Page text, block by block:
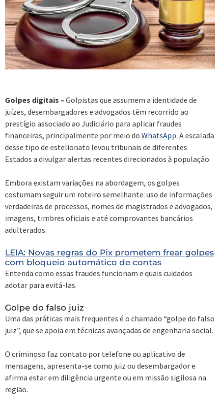
Golpes digitais – Golpistas que assumem a identidade de
juízes, desembargadores e advogados têm recorrido ao
prestígio associado ao Judiciário para aplicar fraudes
financeiras, principalmente por meio do WhatsApp. A escalada
desse tipo de estelionato levou tribunais de diferentes
Estados a divulgar alertas recentes direcionados à população.
Embora existam variações na abordagem, os golpes
costumam seguir um roteiro semelhante: uso de informações
verdadeiras de processos, nomes de magistrados e advogados,
imagens, timbres oficiais e até comprovantes bancários
adulterados.
LEIA: Novas regras do Pix prometem frear golpes
com bloqueio automático de contas
Entenda como essas fraudes funcionam e quais cuidados
adotar para evitá-las.
Golpe do falso juiz
Uma das práticas mais frequentes é o chamado “golpe do falso
juiz”, que se apoia em técnicas avançadas de engenharia social.
O criminoso faz contato por telefone ou aplicativo de
mensagens, apresenta-se como juiz ou desembargador e
afirma estar em diligência urgente ou em missão sigilosa na
região.